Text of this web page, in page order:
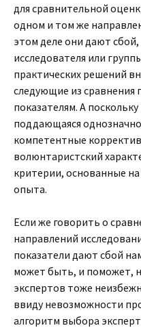
для сравнительной
одном и том же
этом деле они дают
исследователя или
практических решений
следующие из сравнения
показателям. А
поддающаяся
компетентные
волюнтаристский
критерии, основанные
опыта.
Если же говорить о
направлений
показатели дают сбой
может быть, и поможет,
экспертов тоже
ввиду невозможности
алгоритм выбора